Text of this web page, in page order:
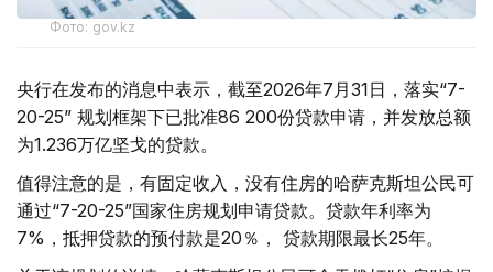
Фото: gov.kz
央行在发布的消息中表示，截至2026年7月31日，落实“7-
20-25” 规划框架下已批准86 200份贷款申请，并发放总额
为1.236万亿坚戈的贷款。
值得注意的是，有固定收入，没有住房的哈萨克斯坦公民可
通过“7-20-25”国家住房规划申请贷款。贷款年利率为
7%，抵押贷款的预付款是20％， 贷款期限最长25年。